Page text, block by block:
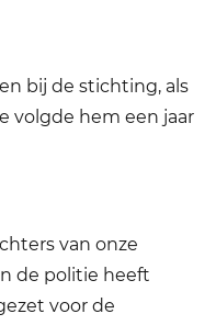
bij de stichting, als
volgde hem een jaar
van onze
de politie heeft
voor de